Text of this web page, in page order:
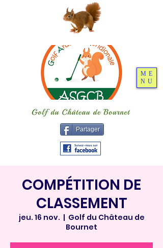
Partager
ME
NU
COMPÉTITION DE
CLASSEMENT
jeu. 16 nov.
  |
Golf du Château de
Bournet